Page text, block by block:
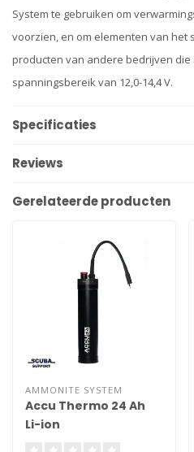
System te gebruiken om
voorzien, en om elementen van het
producten van andere bedrijven die
spanningsbereik van 12,0-14,4 V.
Specificaties
Reviews
Gerelateerde producten
AMMONITE SYSTEM
Accu Thermo 24 Ah
Li-ion